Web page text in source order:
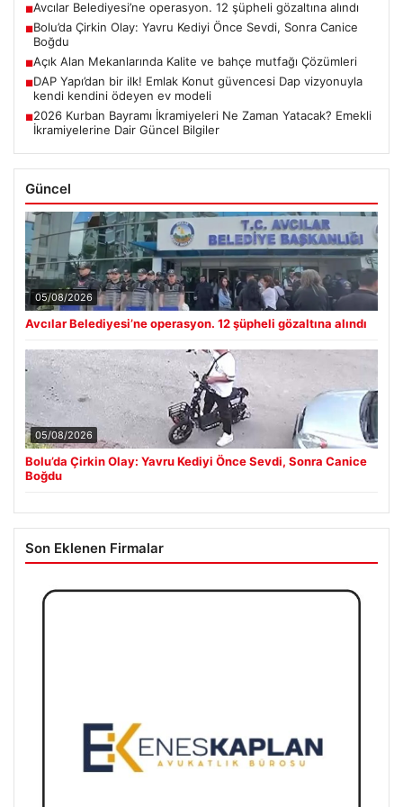
■Avcılar Belediyesi’ne operasyon. 12 şüpheli gözaltına alındı
■Bolu’da Çirkin Olay: Yavru Kediyi Önce Sevdi, Sonra Canice
Boğdu
■Açık Alan Mekanlarında Kalite ve bahçe mutfağı Çözümleri
■DAP Yapı’dan bir ilk! Emlak Konut güvencesi Dap vizyonuyla
kendi kendini ödeyen ev modeli
■2026 Kurban Bayramı İkramiyeleri Ne Zaman Yatacak? Emekli
İkramiyelerine Dair Güncel Bilgiler
Güncel
05/08/2026
Avcılar Belediyesi’ne operasyon. 12 şüpheli gözaltına alındı
05/08/2026
Bolu’da Çirkin Olay: Yavru Kediyi Önce Sevdi, Sonra Canice
Boğdu
Son Eklenen Firmalar